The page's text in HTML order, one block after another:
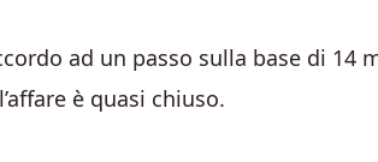
ad un passo sulla base di 14
è quasi chiuso.